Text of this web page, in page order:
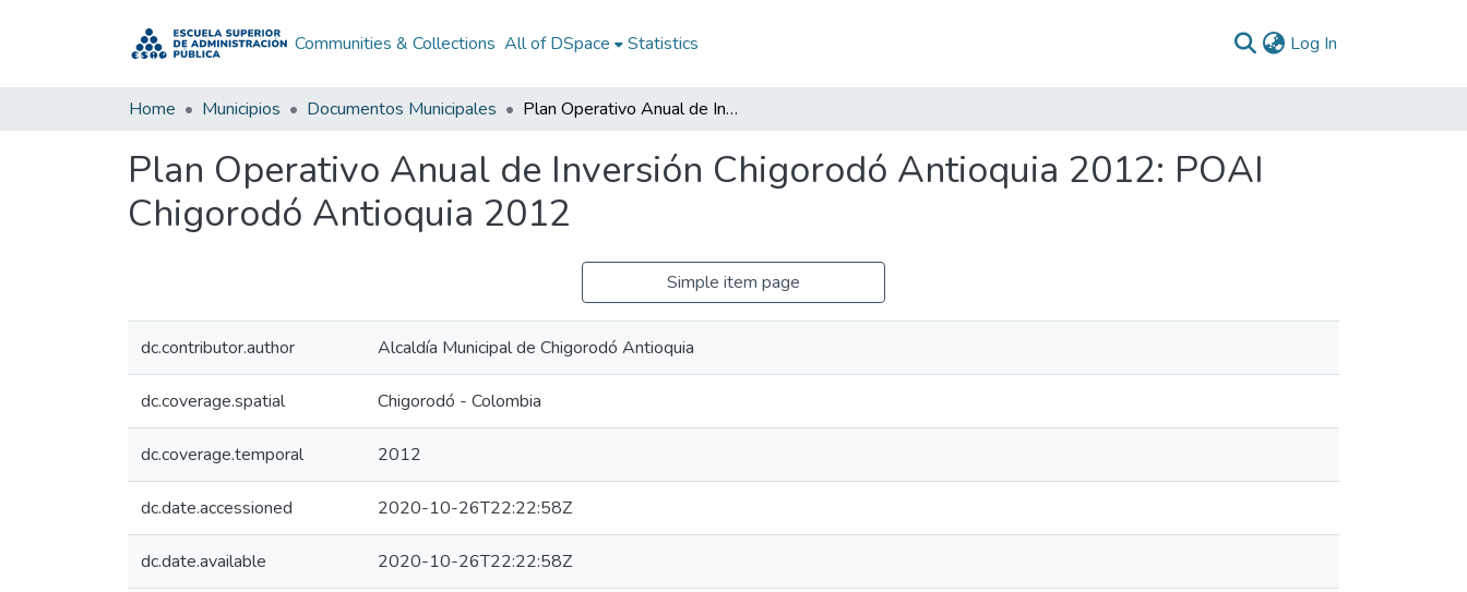
Communities & Collections All of DSpace Statistics Log In
Home Municipios Documentos Municipales Plan Operativo Anual de Inversión Chigorodó Antioquia 2012: POAI Chigorodó Antioquia 2012
Plan Operativo Anual de Inversión Chigorodó Antioquia 2012: POAI
Chigorodó Antioquia 2012
Simple item page
dc.contributor.author Alcaldía Municipal de Chigorodó Antioquia
dc.coverage.spatial Chigorodó - Colombia
dc.coverage.temporal 2012
dc.date.accessioned 2020-10-26T22:22:58Z
dc.date.available 2020-10-26T22:22:58Z